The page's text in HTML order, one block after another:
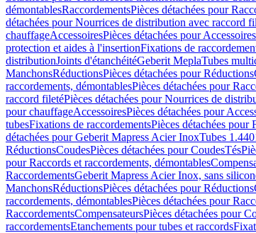
démontablesRaccordementsPièces détachées pour
détachées pour Nourrices de distribution avec raccord
chauffageAccessoiresPièces détachées pour Accessoires
protection et aides à l'insertionFixations de
distributionJoints d'étanchéitéGeberit MeplaTubes
ManchonsRéductionsPièces détachées pour Réductions
raccordements, démontablesPièces détachées pour
raccord filetéPièces détachées pour Nourrices de
pour chauffageAccessoiresPièces détachées pour
tubesFixations de raccordementsPièces détachées pour
détachées pour Geberit Mapress Acier InoxTubes
RéductionsCoudesPièces détachées pour CoudesTés
pour Raccords et raccordements, démontables
RaccordementsGeberit Mapress Acier Inox, sans
ManchonsRéductionsPièces détachées pour Réductions
raccordements, démontablesPièces détachées pour
RaccordementsCompensateursPièces détachées pour
raccordementsEtanchements pour tubes et raccords